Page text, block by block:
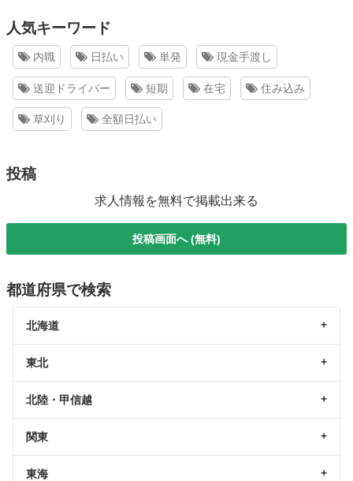
人気キーワード
内職 日払い 単発 現金手渡し
送迎ドライバー 短期 在宅 住み込み
草刈り 全額日払い
投稿
求人情報を無料で掲載出来る
投稿画面へ (無料)
都道府県で検索
北海道
東北
北陸・甲信越
関東
東海